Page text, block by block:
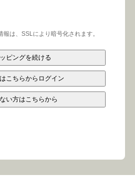
は、SSLにより暗号化されます。